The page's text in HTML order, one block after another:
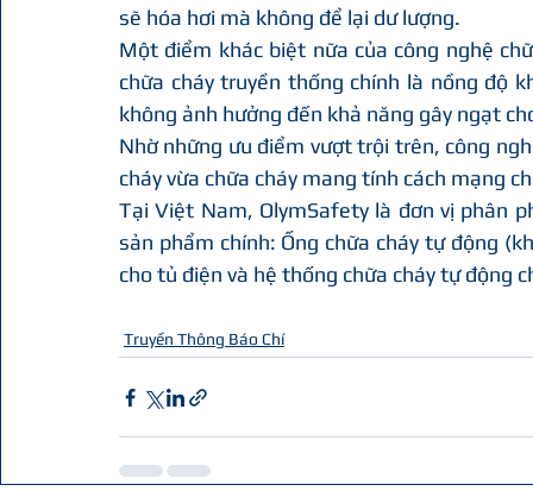
sẽ hóa hơi mà không để lại dư lượng.
Một điểm khác biệt nữa của công nghệ
chữa cháy truyền thống chính là nồng độ
không ảnh hưởng đến khả năng gây ngạt
Nhờ những ưu điểm vượt trội trên, công
cháy vừa chữa cháy mang tính cách mạng
Tại Việt Nam, OlymSafety là đơn vị phân
sản phẩm chính: Ống chữa cháy tự động
cho tủ điện và hệ thống chữa cháy tự động
Truyền Thông Báo Chí